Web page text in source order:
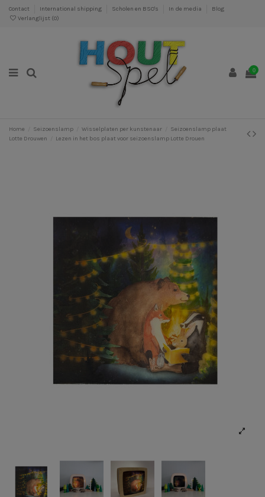
Contact International shipping Scholen en BSO's In de media
Blog
Verlanglijst (0)
0
Home Seizoenslamp Wisselplaten per kunstenaar
Seizoenslamp plaat
Lotte Drouwen
Lezen in het bos plaat voor seizoenslamp Lotte Drouen